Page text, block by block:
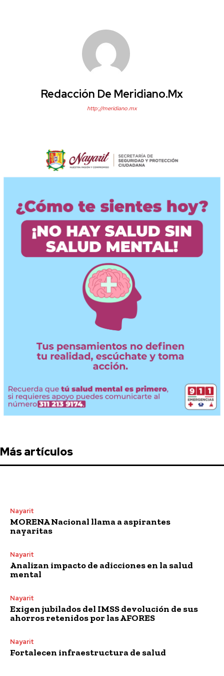
Redacción De Meridiano.mx
http://meridiano.mx
Más artículos
Nayarit
MORENA Nacional llama a aspirantes
nayaritas
Nayarit
Analizan impacto de adicciones en la salud
mental
Nayarit
Exigen jubilados del IMSS devolución de sus
ahorros retenidos por las AFORES
Nayarit
Fortalecen infraestructura de salud